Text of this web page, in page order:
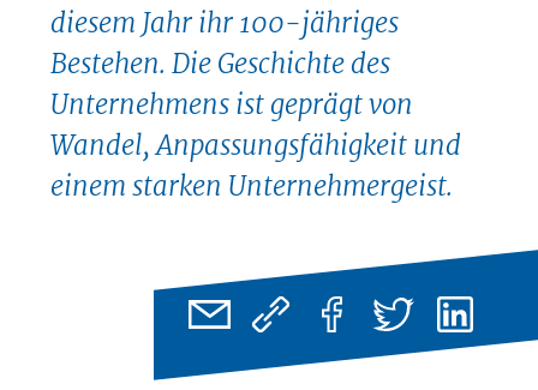
diesem Jahr ihr 100-jähriges
Bestehen. Die Geschichte des
Unternehmens ist geprägt von
Wandel, Anpassungsfähigkeit und
einem starken Unternehmergeist.